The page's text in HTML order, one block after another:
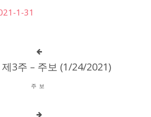
1-31
3주 – 주보 (1/24/2021)
주보